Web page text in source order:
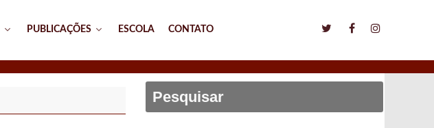
PUBLICAÇÕES ESCOLA CONTATO
Pesquisar